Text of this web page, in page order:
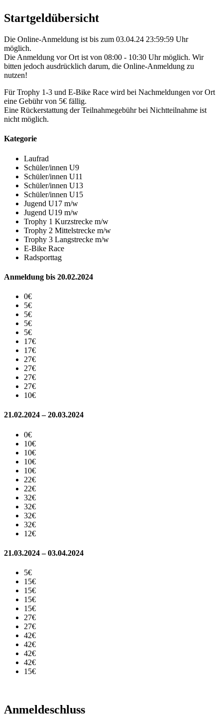
Startgeldübersicht
Die Online-Anmeldung ist bis zum 03.04.24 23:59:59 Uhr
möglich.
Die Anmeldung vor Ort ist von 08:00 - 10:30 Uhr möglich. Wir
bitten jedoch ausdrücklich darum, die Online-Anmeldung zu
nutzen!
Für Trophy 1-3 und E-Bike Race wird bei Nachmeldungen vor Ort
eine Gebühr von 5€ fällig.
Eine Rückerstattung der Teilnahmegebühr bei Nichtteilnahme ist
nicht möglich.
Kategorie
Laufrad
Schüler/innen U9
Schüler/innen U11
Schüler/innen U13
Schüler/innen U15
Jugend U17 m/w
Jugend U19 m/w
Trophy 1 Kurzstrecke m/w
Trophy 2 Mittelstrecke m/w
Trophy 3 Langstrecke m/w
E-Bike Race
Radsporttag
Anmeldung bis 20.02.2024
0€
5€
5€
5€
5€
17€
17€
27€
27€
27€
27€
10€
21.02.2024 – 20.03.2024
0€
10€
10€
10€
10€
22€
22€
32€
32€
32€
32€
12€
21.03.2024 – 03.04.2024
5€
15€
15€
15€
15€
27€
27€
42€
42€
42€
42€
15€
Anmeldeschluss